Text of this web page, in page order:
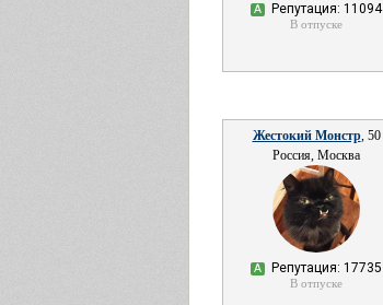
А Репутация: 11094
В отпуске
Жестокий Монстр, 50
Россия, Москва
А Репутация: 17735
В отпуске